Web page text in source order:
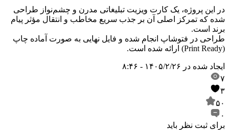
در این پروژه، یک کارت ویزیت تبلیغاتی مدرن و چشم‌نواز طراحی
شده که تمرکز اصلی آن بر جذب سریع مخاطب و انتقال مؤثر پیام
برند است.
طراحی در فتوشاپ انجام شده و فایل نهایی به صورت آماده چاپ
(Print Ready) ارائه شده است.
ایجاد شده در ۱۴۰۵/۲/۲۶ - ۸:۴۶
۷
۳
۵۰
۰
برای ثبت نظر باید